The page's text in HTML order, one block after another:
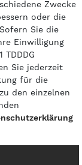
und zzgl.
Zwecke
oder die
Sie die
Einwilligung
TDDDG
Sie jederzeit
für die
den einzelnen